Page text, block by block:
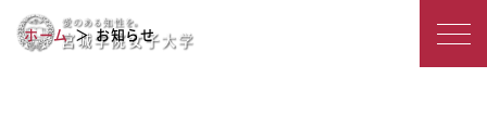
お知らせ一覧
ホーム お知らせ